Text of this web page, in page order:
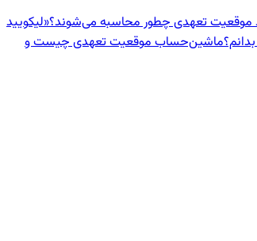
موقعیت تعهدی چطور محاسبه می‌شوند؟«لیکویید
ماشین‌حساب موقعیت تعهدی چیست و